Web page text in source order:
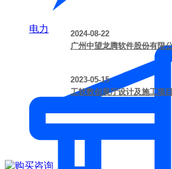
电力
2024-08-22
广州中望龙腾软件股份有限
2023-05-15
工软数创展厅设计及施工项